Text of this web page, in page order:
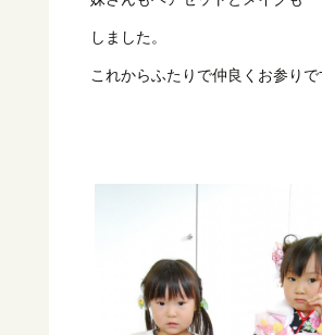
しました。
これからふたりで仲良くお参りで